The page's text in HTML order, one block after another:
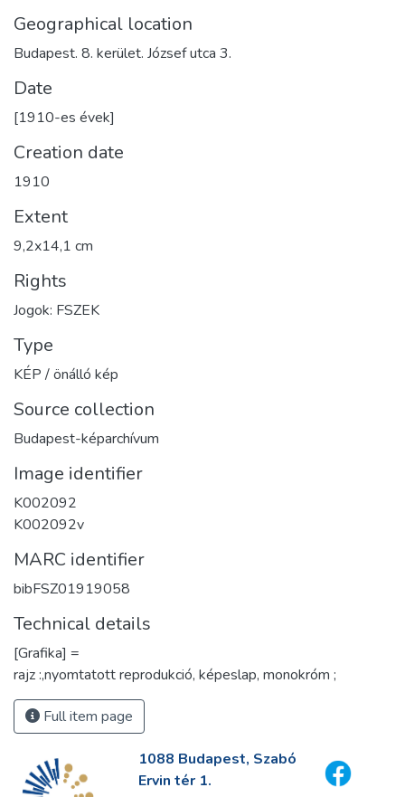
Geographical location
Budapest. 8. kerület. József utca 3.
Date
[1910-es évek]
Creation date
1910
Extent
9,2x14,1 cm
Rights
Jogok: FSZEK
Type
KÉP / önálló kép
Source collection
Budapest-képarchívum
Image identifier
K002092
K002092v
MARC identifier
bibFSZ01919058
Technical details
[Grafika] =
rajz :,nyomtatott reprodukció, képeslap, monokróm ;
Full item page
1088 Budapest, Szabó
Ervin tér 1.